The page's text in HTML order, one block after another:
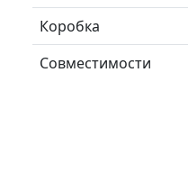
Коробка
Совместимости